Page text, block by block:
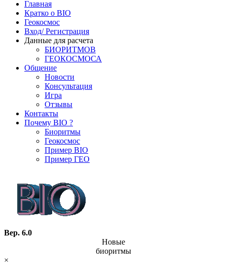
Главная
Кратко о BIO
Геокосмос
Вход/ Регистрация
Данные для расчета
БИОРИТМОВ
ГЕОКОСМОСА
Общение
Новости
Консультация
Игра
Отзывы
Контакты
Почему BIO ?
Биоритмы
Геокосмос
Пример BIO
Пример ГЕО
Вер. 6.0
Новые
биоритмы
×